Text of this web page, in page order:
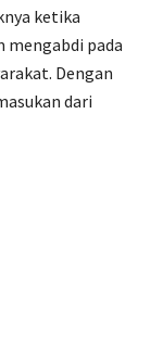
ketika
pada
Dengan
dari